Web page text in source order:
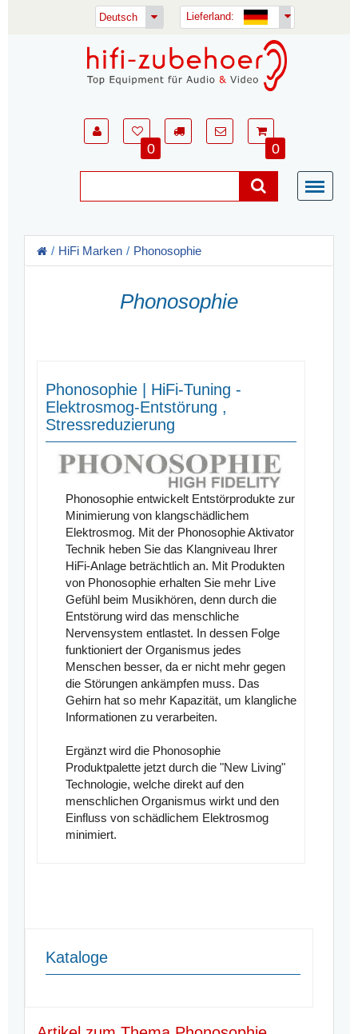
Deutsch Lieferland:
0 0
HiFi Marken Phonosophie
Phonosophie
Phonosophie | HiFi-Tuning -
Elektrosmog-Entstörung ,
Stressreduzierung
Phonosophie entwickelt Entstörprodukte zur
Minimierung von klangschädlichem
Elektrosmog. Mit der Phonosophie Aktivator
Technik heben Sie das Klangniveau Ihrer
HiFi-Anlage beträchtlich an. Mit Produkten
von Phonosophie erhalten Sie mehr Live
Gefühl beim Musikhören, denn durch die
Entstörung wird das menschliche
Nervensystem entlastet. In dessen Folge
funktioniert der Organismus jedes
Menschen besser, da er nicht mehr gegen
die Störungen ankämpfen muss. Das
Gehirn hat so mehr Kapazität, um klangliche
Informationen zu verarbeiten.
Ergänzt wird die Phonosophie
Produktpalette jetzt durch die "New Living"
Technologie, welche direkt auf den
menschlichen Organismus wirkt und den
Einfluss von schädlichem Elektrosmog
minimiert.
Kataloge